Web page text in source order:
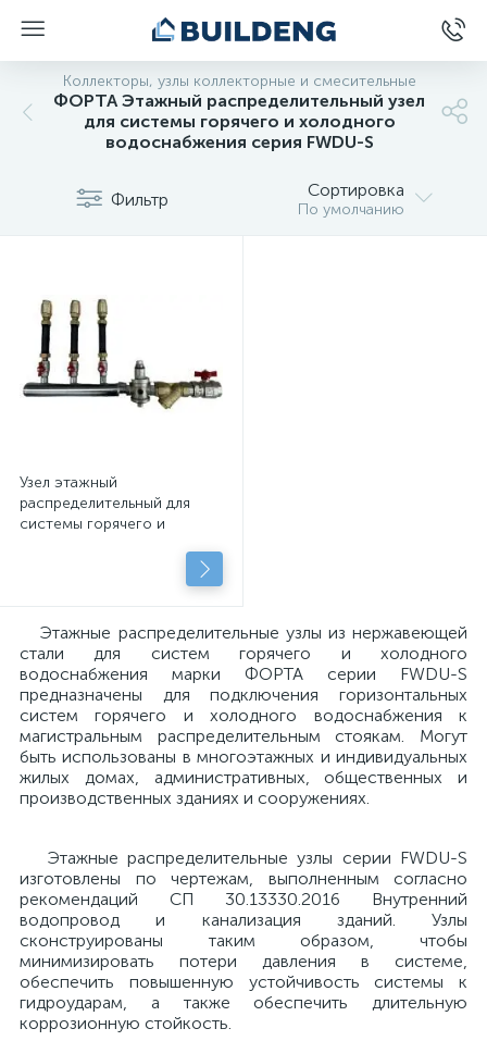
Коллекторы, узлы коллекторные и смесительные
ФОРТА Этажный распределительный узел
для системы горячего и холодного
водоснабжения серия FWDU-S
Фильтр Сортировка
По умолчанию
Узел этажный
распределительный для
системы горячего и
Этажные распределительные узлы из нержавеющей
стали для систем горячего и холодного
водоснабжения марки ФОРТА серии FWDU-S
предназначены для подключения горизонтальных
систем горячего и холодного водоснабжения к
магистральным распределительным стоякам. Могут
быть использованы в многоэтажных и индивидуальных
жилых домах, административных, общественных и
производственных зданиях и сооружениях.
Этажные распределительные узлы серии FWDU-S
изготовлены по чертежам, выполненным согласно
рекомендаций СП 30.13330.2016 Внутренний
водопровод и канализация зданий. Узлы
сконструированы таким образом, чтобы
минимизировать потери давления в системе,
обеспечить повышенную устойчивость системы к
гидроударам, а также обеспечить длительную
коррозионную стойкость.